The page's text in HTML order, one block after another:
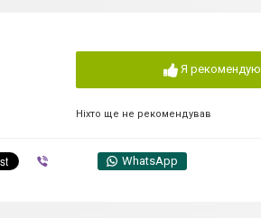
Я рекомендую
Ніхто ще не рекомендував
WhatsApp